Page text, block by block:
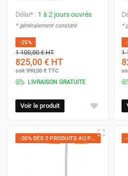
Délai* : 1 à 2 jours ouvrés
* généralement constaté
-25%
1 100,00 €HT
825,00 € HT
soit 990,00 € TTC
LIVRAISON GRATUITE
Voir le produit
*
1
-30% DÈS 2 PRODUITS AU PANIER